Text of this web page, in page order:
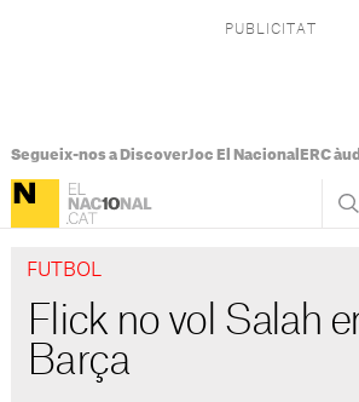
Segueix-nos a DiscoverJoc El Nacional ERC
FUTBOL
Flick no vol Salah
Barça